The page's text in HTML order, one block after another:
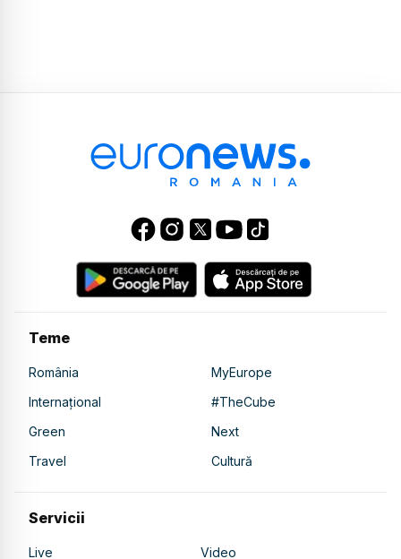
Teme
România
MyEurope
Internațional
#TheCube
Green
Next
Travel
Cultură
Servicii
Live Video